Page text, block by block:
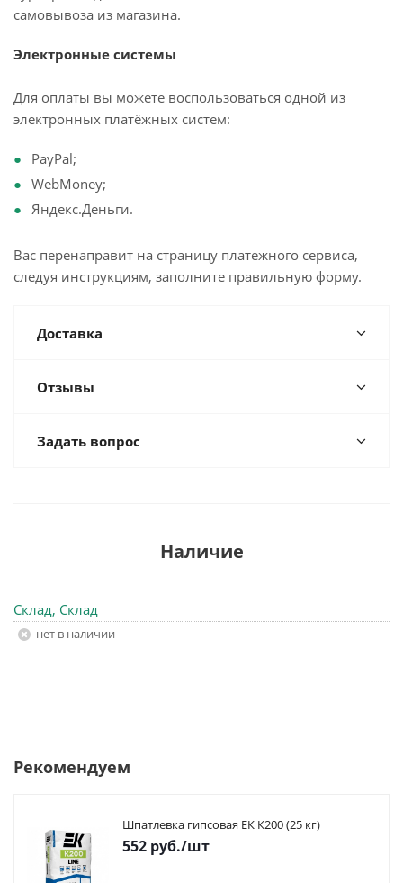
самовывоза из магазина.
Электронные системы
Для оплаты вы можете воспользоваться одной из
электронных платёжных систем:
PayPal;
WebMoney;
Яндекс.Деньги.
Вас перенаправит на страницу платежного сервиса,
следуя инструкциям, заполните правильную форму.
Доставка
Отзывы
Задать вопрос
Наличие
Склад, Склад
Нет в наличии
Рекомендуем
Шпатлевка гипсовая ЕК К200 (25 кг)
552 руб./шт